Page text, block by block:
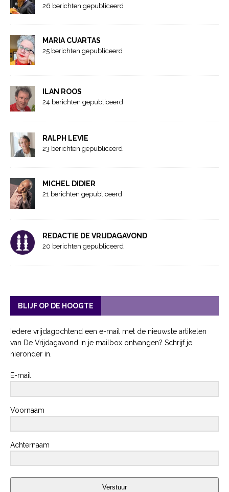
26 berichten gepubliceerd
MARIA CUARTAS
25 berichten gepubliceerd
ILAN ROOS
24 berichten gepubliceerd
RALPH LEVIE
23 berichten gepubliceerd
MICHEL DIDIER
21 berichten gepubliceerd
REDACTIE DE VRIJDAGAVOND
20 berichten gepubliceerd
BLIJF OP DE HOOGTE
Iedere vrijdagochtend een e-mail met de nieuwste artikelen
van De Vrijdagavond in je mailbox ontvangen? Schrijf je
hieronder in.
E-mail
Voornaam
Achternaam
Verstuur